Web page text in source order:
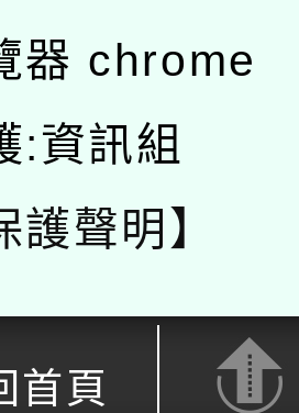
器 chrome
:資訊組
護聲明】
首頁